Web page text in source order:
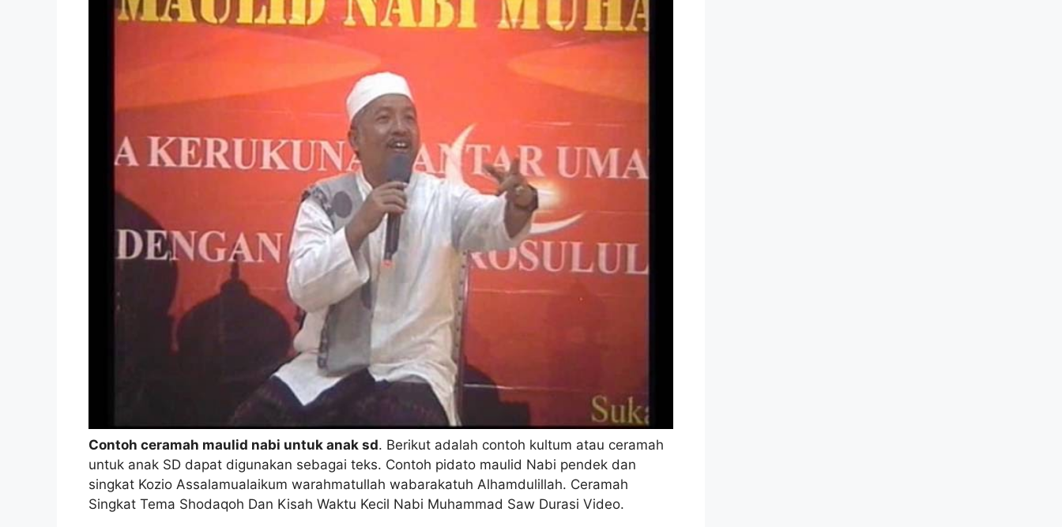
Contoh ceramah maulid nabi untuk anak sd. Berikut adalah contoh kultum atau ceramah
untuk anak SD dapat digunakan sebagai teks. Contoh pidato maulid Nabi pendek dan
singkat Kozio Assalamualaikum warahmatullah wabarakatuh Alhamdulillah. Ceramah
Singkat Tema Shodaqoh Dan Kisah Waktu Kecil Nabi Muhammad Saw Durasi Video.